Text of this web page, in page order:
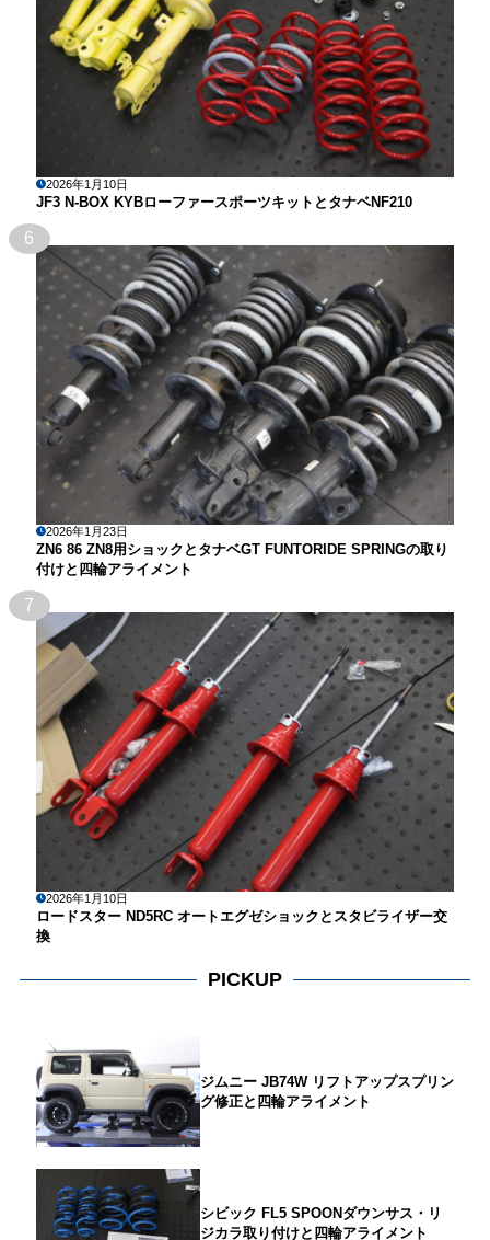
2026年1月10日
JF3 N-BOX KYBローファースポーツキットとタナベNF210
6
2026年1月23日
ZN6 86 ZN8用ショックとタナベGT FUNTORIDE SPRINGの取り
付けと四輪アライメント
7
2026年1月10日
ロードスター ND5RC オートエグゼショックとスタビライザー交
換
PICKUP
ジムニー JB74W リフトアップスプリン
グ修正と四輪アライメント
シビック FL5 SPOONダウンサス・リ
ジカラ取り付けと四輪アライメント